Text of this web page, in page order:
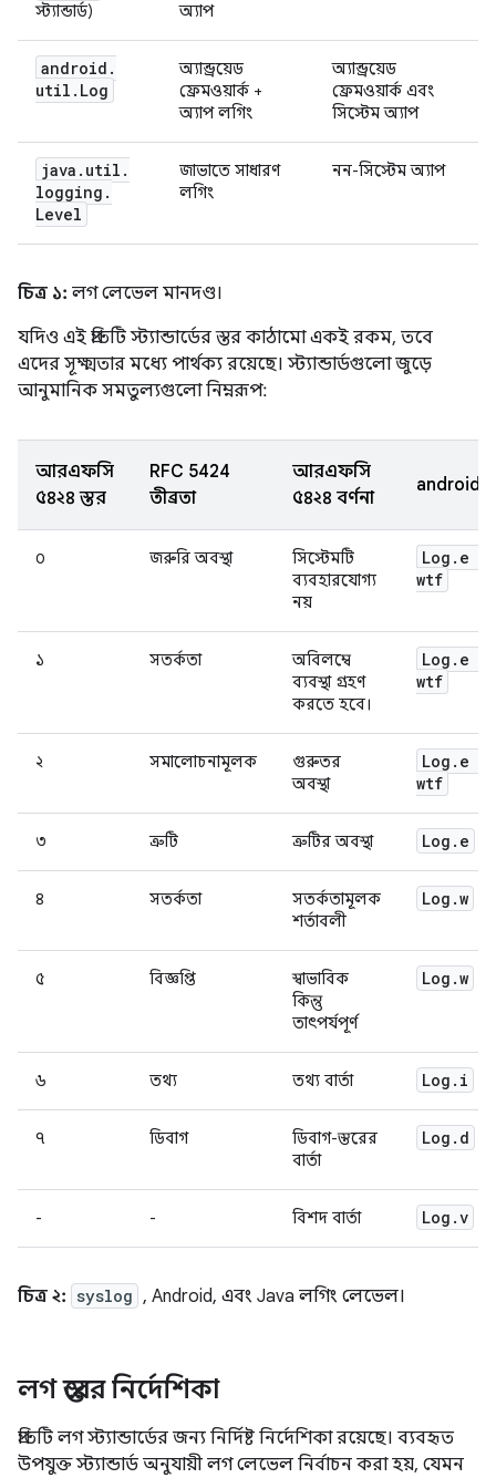
স্ট্যান্ডার্ড)
অ্যাপ
android .
util . Log
অ্যান্ড্রয়েড
ফ্রেমওয়ার্ক +
অ্যাপ লগিং
অ্যান্ড্রয়েড
ফ্রেমওয়ার্ক এবং
সিস্টেম অ্যাপ
java . util .
logging .
Level
জাভাতে সাধারণ
লগিং
নন-সিস্টেম অ্যাপ
চিত্র ১: লগ লেভেল মানদণ্ড।
যদিও এই প্রতিটি স্ট্যান্ডার্ডের স্তর কাঠামো একই রকম, তবে
এদের সূক্ষ্মতার মধ্যে পার্থক্য রয়েছে। স্ট্যান্ডার্ডগুলো জুড়ে
আনুমানিক সমতুল্যগুলো নিম্নরূপ:
আরএফসি
৫৪২৪ স্তর
RFC 5424
তীব্রতা
আরএফসি
৫৪২৪ বর্ণনা
০ জরুরি অবস্থা
সিস্টেমটি
ব্যবহারযোগ্য
নয়
Log . e
wtf
১ সতর্কতা
অবিলম্বে
ব্যবস্থা গ্রহণ
করতে হবে।
Log . e
wtf
২ সমালোচনামূলক
গুরুতর
অবস্থা
Log . e
wtf
৩ ত্রুটি ত্রুটির অবস্থা Log . e
৪ সতর্কতা
সতর্কতামূলক
শর্তাবলী
Log .w
৫ বিজ্ঞপ্তি
স্বাভাবিক
কিন্তু
তাৎপর্যপূর্ণ
Log .w
৬ তথ্য তথ্য বার্তা Log . i
৭ ডিবাগ
ডিবাগ-স্তরের
বার্তা
Log . d
- - বিশদ বার্তা Log .v
চিত্র ২: syslog , Android, এবং Java লগিং লেভেল।
লগ স্তরের নির্দেশিকা
প্রতিটি লগ স্ট্যান্ডার্ডের জন্য নির্দিষ্ট নির্দেশিকা রয়েছে। ব্যবহৃত
উপযুক্ত স্ট্যান্ডার্ড অনুযায়ী লগ লেভেল নির্বাচন করা হয়, যেমন